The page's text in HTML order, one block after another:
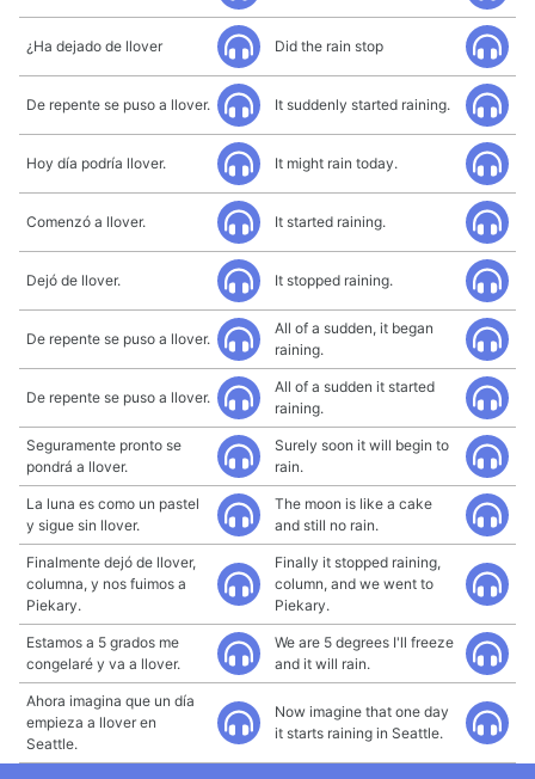
¿Ha dejado de llover Did the rain stop
De repente se puso a llover. It suddenly started raining.
Hoy día podría llover. It might rain today.
Comenzó a llover. It started raining.
Dejó de llover. It stopped raining.
De repente se puso a llover.
All of a sudden, it began
raining.
De repente se puso a llover.
All of a sudden it started
raining.
Seguramente pronto se
pondrá a llover.
Surely soon it will begin to
rain.
La luna es como un pastel
y sigue sin llover.
The moon is like a cake
and still no rain.
Finalmente dejó de llover,
columna, y nos fuimos a
Piekary.
Finally it stopped raining,
column, and we went to
Piekary.
Estamos a 5 grados me
congelaré y va a llover.
We are 5 degrees I'll freeze
and it will rain.
Ahora imagina que un día
empieza a llover en
Seattle.
Now imagine that one day
it starts raining in Seattle.